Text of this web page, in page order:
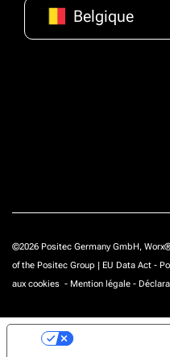
Belgique
©2026 Positec Germany GmbH,
of the Positec Group | EU Data Act -
aux cookies - Mention légale -
Vos choix en